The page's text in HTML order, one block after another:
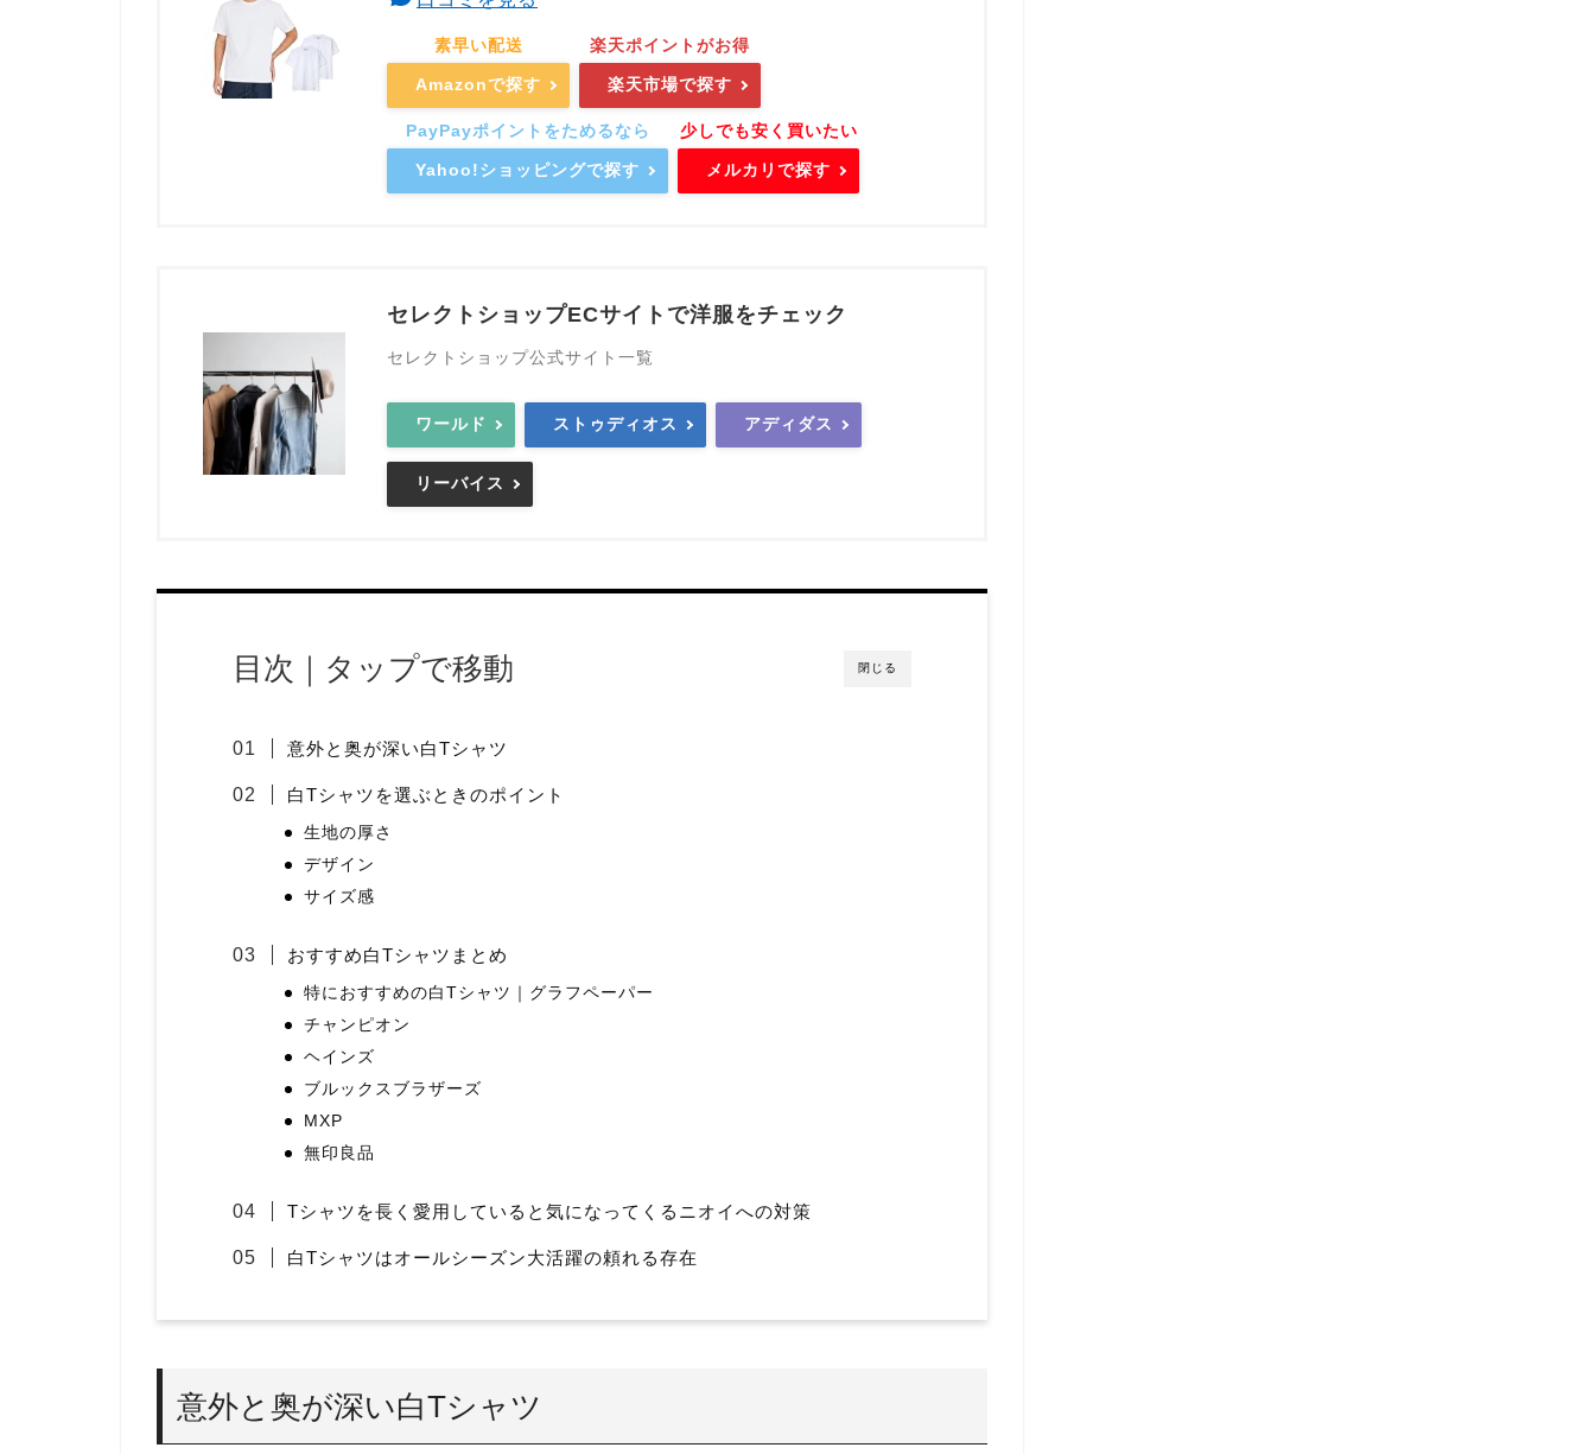
Amazonで探す 楽天市場で探す
Yahoo!ショッピングで探す メルカリで探す
セレクトショップECサイトで洋服をチェック
セレクトショップ公式サイト一覧
ワールド ストゥディオス アディダス
リーバイス
閉じる
目次｜タップで移動
意外と奥が深い白Tシャツ
白Tシャツを選ぶときのポイント
生地の厚さ
デザイン
サイズ感
おすすめ白Tシャツまとめ
特におすすめの白Tシャツ｜グラフペーパー
チャンピオン
ヘインズ
ブルックスブラザーズ
MXP
無印良品
Tシャツを長く愛用していると気になってくるニオイへの対策
白Tシャツはオールシーズン大活躍の頼れる存在
意外と奥が深い白Tシャツ